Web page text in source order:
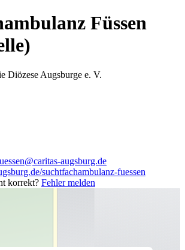
Füssen
Diözese Augsburge e. V.
augsburg.de
suchtfachambulanz-fuessen
korrekt? Fehler melden